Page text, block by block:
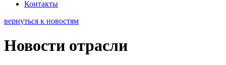
Контакты
вернуться к новостям
Новости отрасли